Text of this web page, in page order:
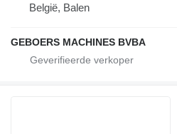
België, Balen
GEBOERS MACHINES BVBA